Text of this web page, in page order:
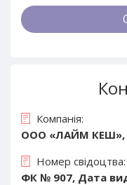
Компанія:
ООО «ЛАЙМ КЕШ»,
Номер свідоцтва:
ФК № 907, Дата